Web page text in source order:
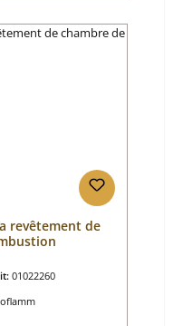
revêtement de
01022260